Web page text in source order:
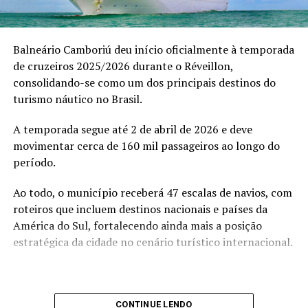
“O V8 não é sobre presença, é sobre transformação. É
sobre acesso, mentalidade e evolução real”, afirma.
Entre os convidados, destacaram-se empresários como
Ricardo Soares, James Kruel, Daniel Chiesa e Darci
Sttrack que vivenciaram um ambiente de trocas
profundas sobre expansão de mentalidade e
posicionamento.
Balneário Camboriú deu início oficialmente à temporada
de cruzeiros 2025/2026 durante o Réveillon,
consolidando-se como um dos principais destinos do
turismo náutico no Brasil.
A temporada segue até 2 de abril de 2026 e deve
movimentar cerca de 160 mil passageiros ao longo do
período.
Ao todo, o município receberá 47 escalas de navios, com
roteiros que incluem destinos nacionais e países da
América do Sul, fortalecendo ainda mais a posição
estratégica da cidade no cenário turístico internacional.
CONTINUE LENDO